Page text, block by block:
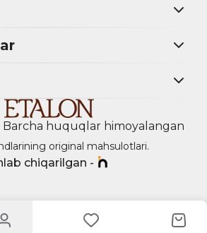
huquqlar himoyalangan
original mahsulotlari.
chiqarilgan -